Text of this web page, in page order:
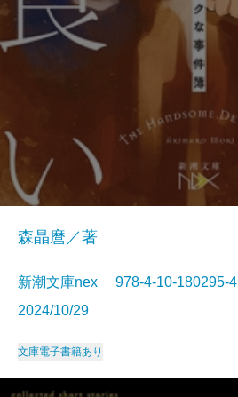
森晶麿／著
新潮文庫nex 978-4-10-
2024/10/29
文庫電子書籍あり